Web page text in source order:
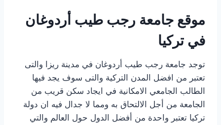
موقع جامعة رجب طيب أردوغان
في تركيا
توجد جامعة رجب طيب أردوغان في مدينة ريزا والتى
تعتبر من افضل المدن التركية والتى سوف يجد فيها
الطالب الجامعي الامكانية في ايجاد سكن قريب من
الجامعة من أجل الالتحاق به ومما لا جدال فيه ان دولة
تركيا تعتبر واحدة من أفضل الدول حول العالم والتي